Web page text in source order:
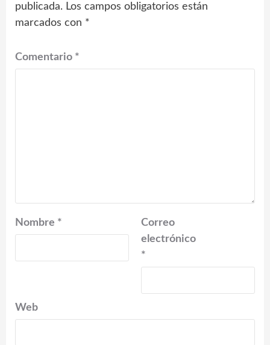
publicada. Los campos obligatorios están
marcados con *
Comentario *
Nombre *
Correo
electrónico
*
Web